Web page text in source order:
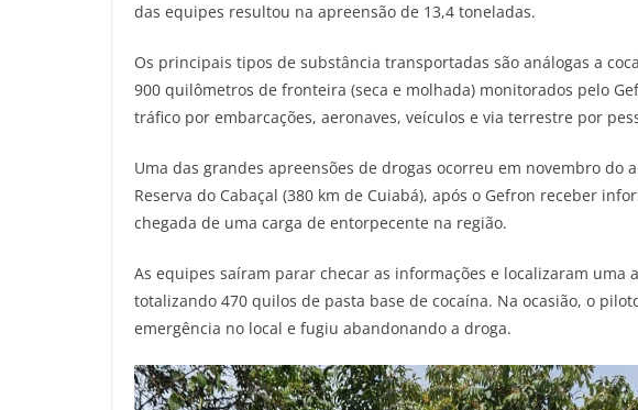
das equipes resultou na apreensão de 13,4 toneladas.
Os principais tipos de substância transportadas são análogas a
900 quilômetros de fronteira (seca e molhada) monitorados pelo
tráfico por embarcações, aeronaves, veículos e via terrestre por
Uma das grandes apreensões de drogas ocorreu em novembro do
Reserva do Cabaçal (380 km de Cuiabá), após o Gefron receber
chegada de uma carga de entorpecente na região.
As equipes saíram parar checar as informações e localizaram uma
totalizando 470 quilos de pasta base de cocaína. Na ocasião, o
emergência no local e fugiu abandonando a droga.